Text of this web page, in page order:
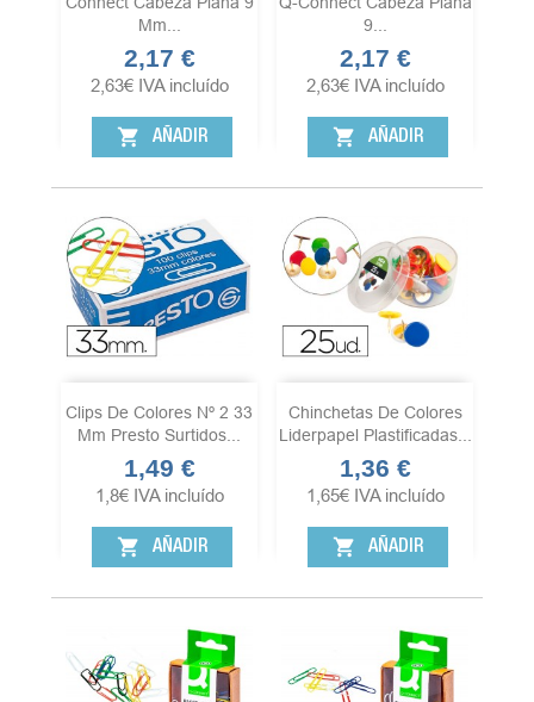
Mm...
Precio
2,17 €
2,63€ IVA incluído
shopping_cart AÑADIR
9...
Precio
2,17 €
2,63€ IVA incluído
shopping_cart AÑADIR
Clips De Colores Nº 2 33
Mm Presto Surtidos...
Precio
1,49 €
1,8€ IVA incluído
shopping_cart AÑADIR
Chinchetas De Colores
Liderpapel Plastificadas...
Precio
1,36 €
1,65€ IVA incluído
shopping_cart AÑADIR